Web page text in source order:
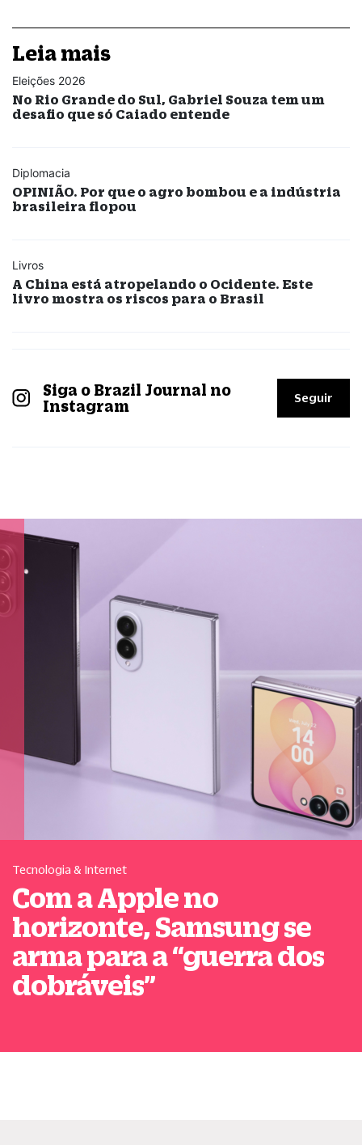
Leia mais
Eleições 2026
No Rio Grande do Sul, Gabriel Souza tem um
desafio que só Caiado entende
Diplomacia
OPINIÃO. Por que o agro bombou e a indústria
brasileira flopou
Livros
A China está atropelando o Ocidente. Este
livro mostra os riscos para o Brasil
Siga o Brazil Journal no
Instagram
Seguir
Tecnologia & Internet
Com a Apple no
horizonte, Samsung se
arma para a“guerra dos
dobráveis”